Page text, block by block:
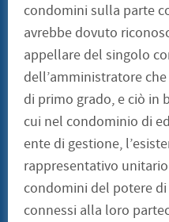
condomini sulla parte
avrebbe dovuto
appellare del singolo
dell’amministratore
di primo grado, e ciò in
cui nel condominio di
ente di gestione,
rappresentativo
condomini del potere
connessi alla loro